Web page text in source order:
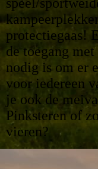
protectiegaas!
de toegang
nodig is om er
voor iedereen
je ook de
Pinksteren of
vieren?